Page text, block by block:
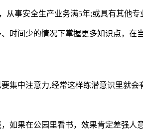
事安全生产业务满5年;或具有其他专
时间少的情况下掌握更多知识点，
集中注意力,经常这样练潜意识里就会
如果在公园里看书，效果肯定差强人